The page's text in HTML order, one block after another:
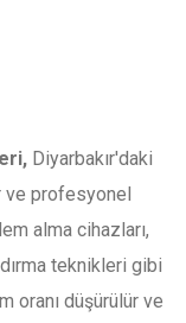
Diyarbakır'daki
ve profesyonel
alma cihazları,
teknikleri gibi
oranı düşürülür ve